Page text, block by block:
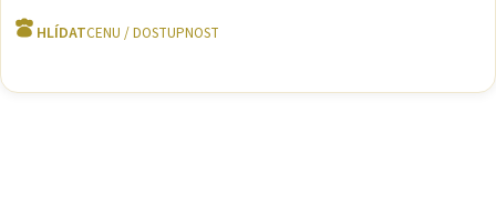
HLÍDAT